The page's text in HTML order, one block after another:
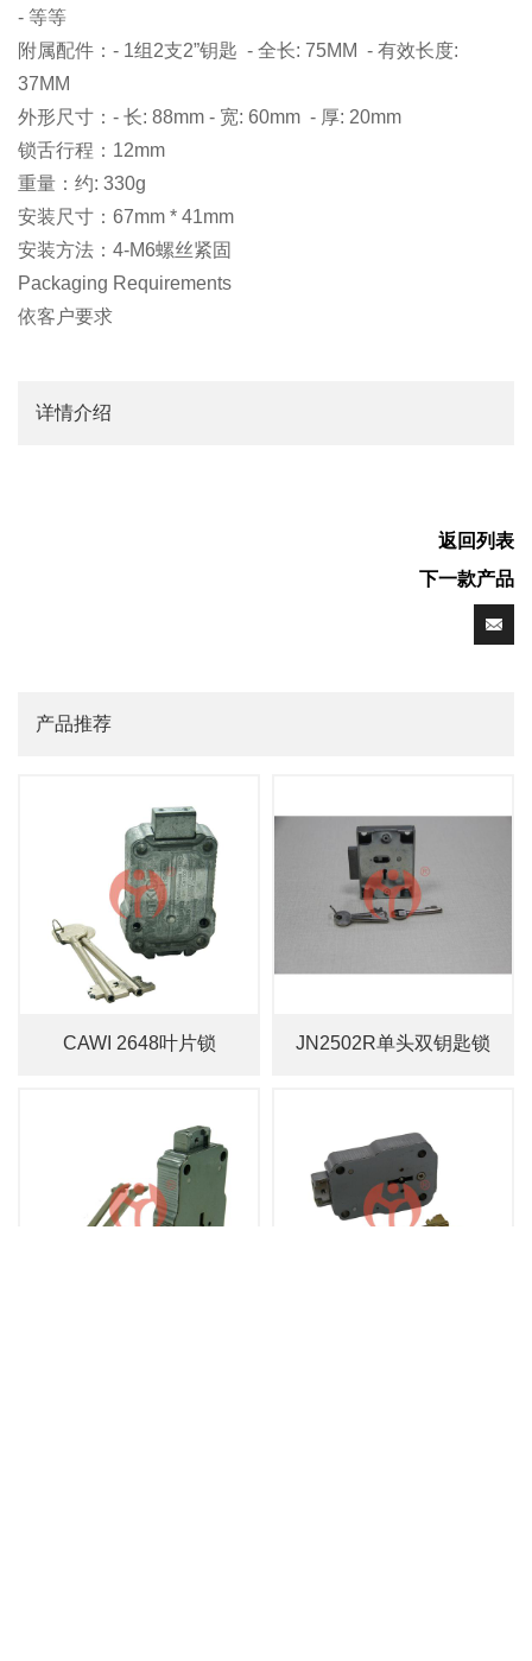
- 等等
附属配件：- 1组2支2”钥匙 - 全长: 75MM - 有效长度:
37MM
外形尺寸：- 长: 88mm - 宽: 60mm - 厚: 20mm
锁舌行程：12mm
重量：约: 330g
安装尺寸：67mm * 41mm
安装方法：4-M6螺丝紧固
Packaging Requirements
依客户要求
详情介绍
返回列表
下一款产品
产品推荐
CAWI 2648叶片锁 JN2502R单头双钥匙锁